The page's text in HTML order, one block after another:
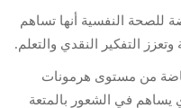
للصحة النفسية أنها تساهم
التفكير النقدي والتعلم.
من مستوى هرمونات
يساهم في الشعور بالمتعة